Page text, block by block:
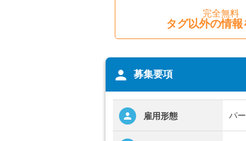
完全無料
タグ以外の情報
person 募集要項
雇用形態 パ